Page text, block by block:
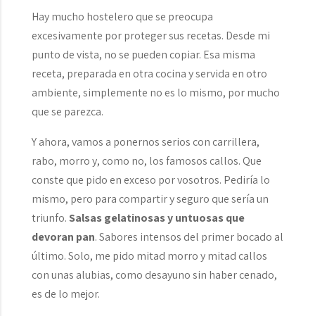
Hay mucho hostelero que se preocupa
excesivamente por proteger sus recetas. Desde mi
punto de vista, no se pueden copiar. Esa misma
receta, preparada en otra cocina y servida en otro
ambiente, simplemente no es lo mismo, por mucho
que se parezca.
Y ahora, vamos a ponernos serios con carrillera,
rabo, morro y, como no, los famosos callos. Que
conste que pido en exceso por vosotros. Pediría lo
mismo, pero para compartir y seguro que sería un
triunfo.Salsas gelatinosas y untuosas que
devoran pan. Sabores intensos del primer bocado al
último. Solo, me pido mitad morro y mitad callos
con unas alubias, como desayuno sin haber cenado,
es de lo mejor.